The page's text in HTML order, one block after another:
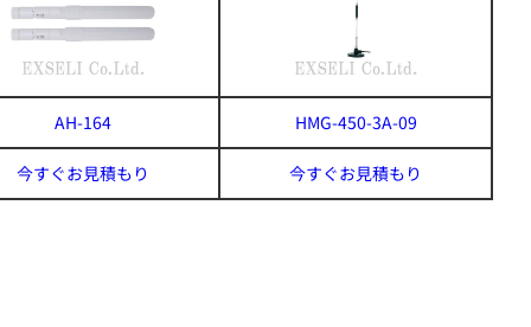
AH-164 HMG-450-3A-09
今すぐお見積もり 今すぐお見積もり